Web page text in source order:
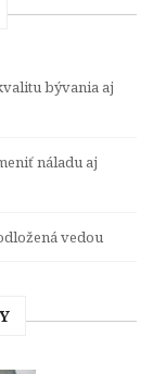
bývania aj
náladu aj
vedou